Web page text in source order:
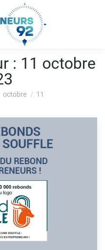
: 11 octobre
octobre 11